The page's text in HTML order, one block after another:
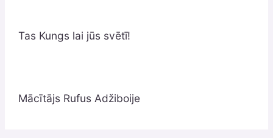
Tas Kungs lai jūs svētī!
Mācītājs Rufus Adžiboije